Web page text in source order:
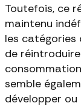
Toutefois, ce
maintenu
les catégories
de
semble
développer ou